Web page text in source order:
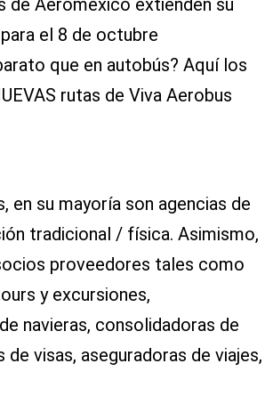
de Aeroméxico extienden su
el 8 de octubre
que en autobús? Aquí los
rutas de Viva Aerobus
en su mayoría son agencias de
tradicional / física. Asimismo,
proveedores tales como
y excursiones,
navieras, consolidadoras de
visas, aseguradoras de viajes,